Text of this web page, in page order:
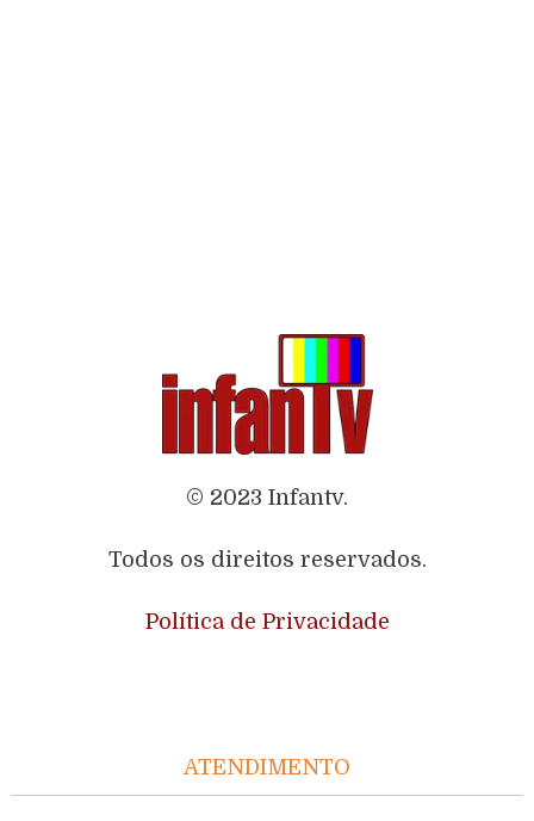
© 2023 Infantv.
Todos os direitos reservados.
Política de Privacidade
ATENDIMENTO